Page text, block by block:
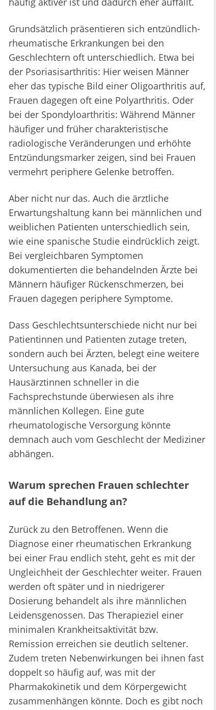
Grundsätzlich präsentieren sich entzündlich-
rheumatische Erkrankungen bei den
Geschlechtern oft unterschiedlich. Etwa bei
der Psoriasisarthritis: Hier weisen Männer
eher das typische Bild einer Oligoarthritis auf,
Frauen dagegen oft eine Polyarthritis. Oder
bei der Spondyloarthritis: Während Männer
häufiger und früher charakteristische
radiologische Veränderungen und erhöhte
Entzündungsmarker zeigen, sind bei Frauen
vermehrt periphere Gelenke betroffen.
Aber nicht nur das. Auch die ärztliche
Erwartungshaltung kann bei männlichen und
weiblichen Patienten unterschiedlich sein,
wie eine spanische Studie eindrücklich zeigt.
Bei vergleichbaren Symptomen
dokumentierten die behandelnden Ärzte bei
Männern häufiger Rückenschmerzen, bei
Frauen dagegen periphere Symptome.
Dass Geschlechtsunterschiede nicht nur bei
Patientinnen und Patienten zutage treten,
sondern auch bei Ärzten, belegt eine weitere
Untersuchung aus Kanada, bei der
Hausärztinnen schneller in die
Fachsprechstunde überwiesen als ihre
männlichen Kollegen. Eine gute
rheumatologische Versorgung könnte
demnach auch vom Geschlecht der Mediziner
abhängen.
Warum sprechen Frauen schlechter
auf die Behandlung an?
Zurück zu den Betroffenen. Wenn die
Diagnose einer rheumatischen Erkrankung
bei einer Frau endlich steht, geht es mit der
Ungleichheit der Geschlechter weiter. Frauen
werden oft später und in niedrigerer
Dosierung behandelt als ihre männlichen
Leidensgenossen. Das Therapieziel einer
minimalen Krankheitsaktivität bzw.
Remission erreichen sie deutlich seltener.
Zudem treten Nebenwirkungen bei ihnen fast
doppelt so häufig auf, was mit der
Pharmakokinetik und dem Körpergewicht
zusammenhängen könnte. Doch es gibt noch